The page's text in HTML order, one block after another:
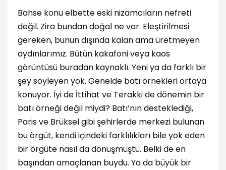
Bahse konu elbette eski nizamcıların nefreti
değil. Zira bundan doğal ne var. Eleştirilmesi
gereken, bunun dışında kalan ama üretmeyen
aydınlarımız. Bütün kakafoni veya kaos
görüntüsü buradan kaynaklı. Yeni ya da farklı bir
şey söyleyen yok. Genelde batı örnekleri ortaya
konuyor. İyi de İttihat ve Terakki de dönemin bir
batı örneği değil miydi? Batı’nın desteklediği,
Paris ve Brüksel gibi şehirlerde merkezi bulunan
bu örgüt, kendi içindeki farklılıkları bile yok eden
bir örgüte nasıl da dönüşmüştü. Belki de en
başından amaçlanan buydu. Ya da büyük bir